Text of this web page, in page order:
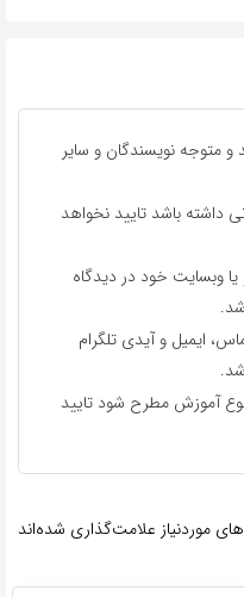
متوجه نویسندگان و سایر
داشته باشد تایید نخواهد
وبسایت خود در دیدگاه
ایمیل و آیدی تلگرام
آموزش مطرح شود تایید
موردنیاز علامت‌گذاری شده‌اند